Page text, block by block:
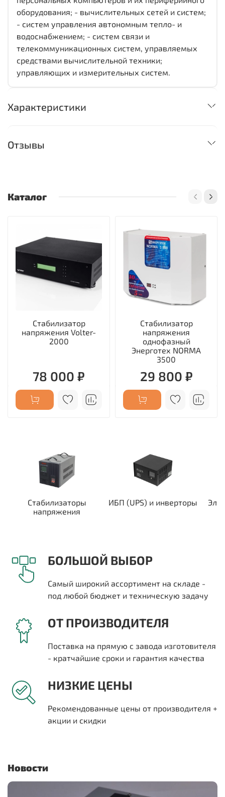
оборудования; - вычислительных сетей и систем;
- систем управления автономным тепло- и
водоснабжением; - систем связи и
телекоммуникационных систем, управляемых
средствами вычислительной техники;
управляющих и измерительных систем.
Характеристики
Отзывы
Каталог
Стабилизатор
напряжения Volter-
2000
78 000 ₽
Стабилизатор
напряжения
однофазный
Энерготех NORMA
3500
29 800 ₽
Стабилизаторы
напряжения
ИБП (UPS) и инверторы
БОЛЬШОЙ ВЫБОР
Самый широкий ассортимент на складе -
под любой бюджет и техническую задачу
ОТ ПРОИЗВОДИТЕЛЯ
Поставка на прямую с завода изготовителя
- кратчайшие сроки и гарантия качества
НИЗКИЕ ЦЕНЫ
Рекомендованные цены от производителя +
акции и скидки
Новости